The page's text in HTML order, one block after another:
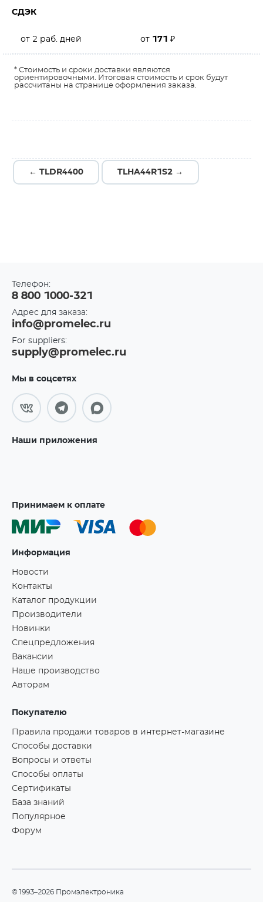
СДЭК
от 2 раб. дней от 171 ₽
* Стоимость и сроки доставки являются
ориентировочными. Итоговая стоимость и срок будут
рассчитаны на странице оформления заказа.
← TLDR4400 TLHA44R1S2 →
Телефон:
8 800 1000-321
Адрес для заказа:
info@promelec.ru
For suppliers:
supply@promelec.ru
Мы в соцсетях
Наши приложения
Принимаем к оплате
Информация
Новости
Контакты
Каталог продукции
Производители
Новинки
Спецпредложения
Вакансии
Наше производство
Авторам
Покупателю
Правила продажи товаров в интернет-магазине
Способы доставки
Вопросы и ответы
Способы оплаты
Сертификаты
База знаний
Популярное
Форум
©1993–2026 Промэлектроника